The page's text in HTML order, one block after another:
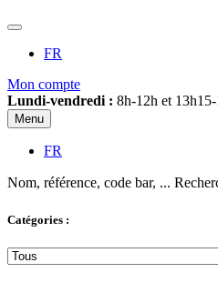
FR
Mon compte
Lundi-vendredi : 8h-12h et
Menu
FR
Nom, référence, code bar, ...
Catégories :